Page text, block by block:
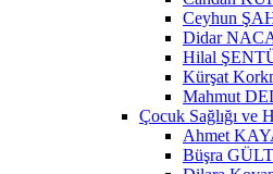
Ceyhun
Didar
Hilal
Kürşat
Mahmut
Çocuk Sağlığı ve
Ahmet
Büşra